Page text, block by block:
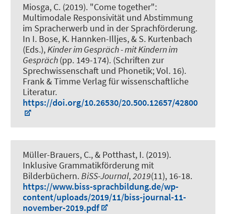
Miosga, C. (2019). "Come together":
Multimodale Responsivität und Abstimmung
im Spracherwerb und in der Sprachförderung.
In I. Bose, K. Hannken-Illjes, & S. Kurtenbach
(Eds.), Kinder im Gespräch - mit Kindern im
Gespräch(pp. 149-174). (Schriften zur
Sprechwissenschaft und Phonetik; Vol. 16).
Frank & Timme Verlag für wissenschaftliche
Literatur.
https://doi.org/10.26530/20.500.12657/42800
Müller-Brauers, C., & Potthast, I. (2019).
Inklusive Grammatikförderung mit
Bilderbüchern.BiSS-Journal,2019(11), 16-18.
https://www.biss-sprachbildung.de/wp-
content/uploads/2019/11/biss-journal-11-
november-2019.pdf